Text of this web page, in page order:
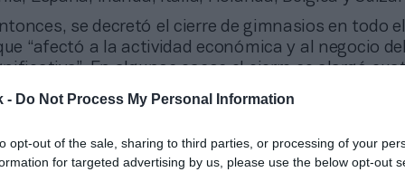
- Do Not Process My Personal Information
opt-out of the sale, sharing to third parties, or processing of your
for targeted advertising by us, please use the below opt-out
se decretó el cierre de gimnasios en todo el
“afectó a la actividad económica y al negocio
En algunos casos el cierre se alargó
la compañía generar ingresos y caja.
el pago de los alquileres durante doce meses,
el IVA y se amparó en elCoronavirus Job Retention